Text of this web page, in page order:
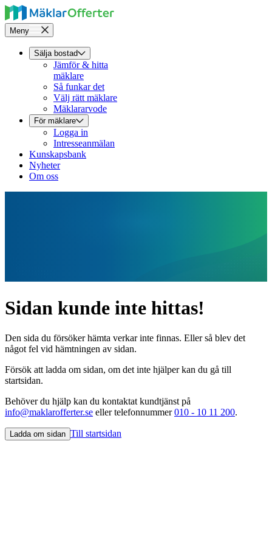
Meny
Sälja bostad
Jämför & hitta
mäklare
Så funkar det
Välj rätt mäklare
Mäklararvode
För mäklare
Logga in
Intresseanmälan
Kunskapsbank
Nyheter
Om oss
Sidan kunde inte hittas!
Den sida du försöker hämta verkar inte finnas. Eller så blev det
något fel vid hämtningen av sidan.
Försök att ladda om sidan, om det inte hjälper kan du gå till
startsidan.
Behöver du hjälp kan du kontaktat kundtjänst på
info@maklarofferter.se eller telefonnummer010 - 10 11 200.
Ladda om sidan Till startsidan